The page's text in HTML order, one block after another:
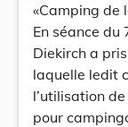
«Camping de
En séance du
Diekirch a
laquelle ledit
l’utilisation
pour